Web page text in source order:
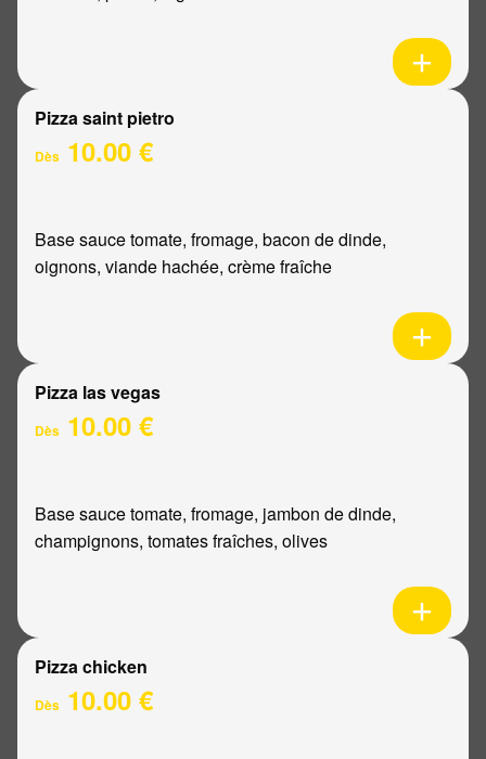
Pizza saint pietro
Dès 10.00 €
Base sauce tomate, fromage, bacon de dinde,
oignons, viande hachée, crème fraîche
Pizza las vegas
Dès 10.00 €
Base sauce tomate, fromage, jambon de dinde,
champignons, tomates fraîches, olives
Pizza chicken
Dès 10.00 €